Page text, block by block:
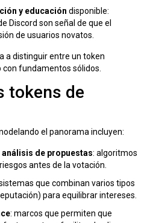
y educación disponible:
Discord son señal de que el
de usuarios novatos.
a distinguir entre un token
con fundamentos sólidos.
tokens de
el panorama incluyen:
de propuestas: algoritmos
antes de la votación.
que combinan varios tipos
para equilibrar intereses.
: marcos que permiten que